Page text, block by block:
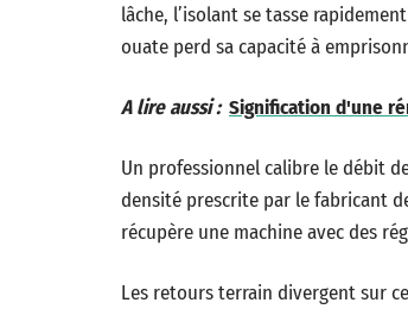
lâche, l’isolant se tasse
ouate perd sa capacité à
A lire aussi : Signification d'une
Un professionnel calibre le débit
densité prescrite par le fabricant
récupère une machine avec des
Les retours terrain divergent sur